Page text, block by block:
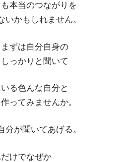
本当のつながりを
いかもしれません。
ずは自分自身の
っかりと聞いて
る色んな自分と
ってみませんか。
分が聞いてあげる。
けでなぜか